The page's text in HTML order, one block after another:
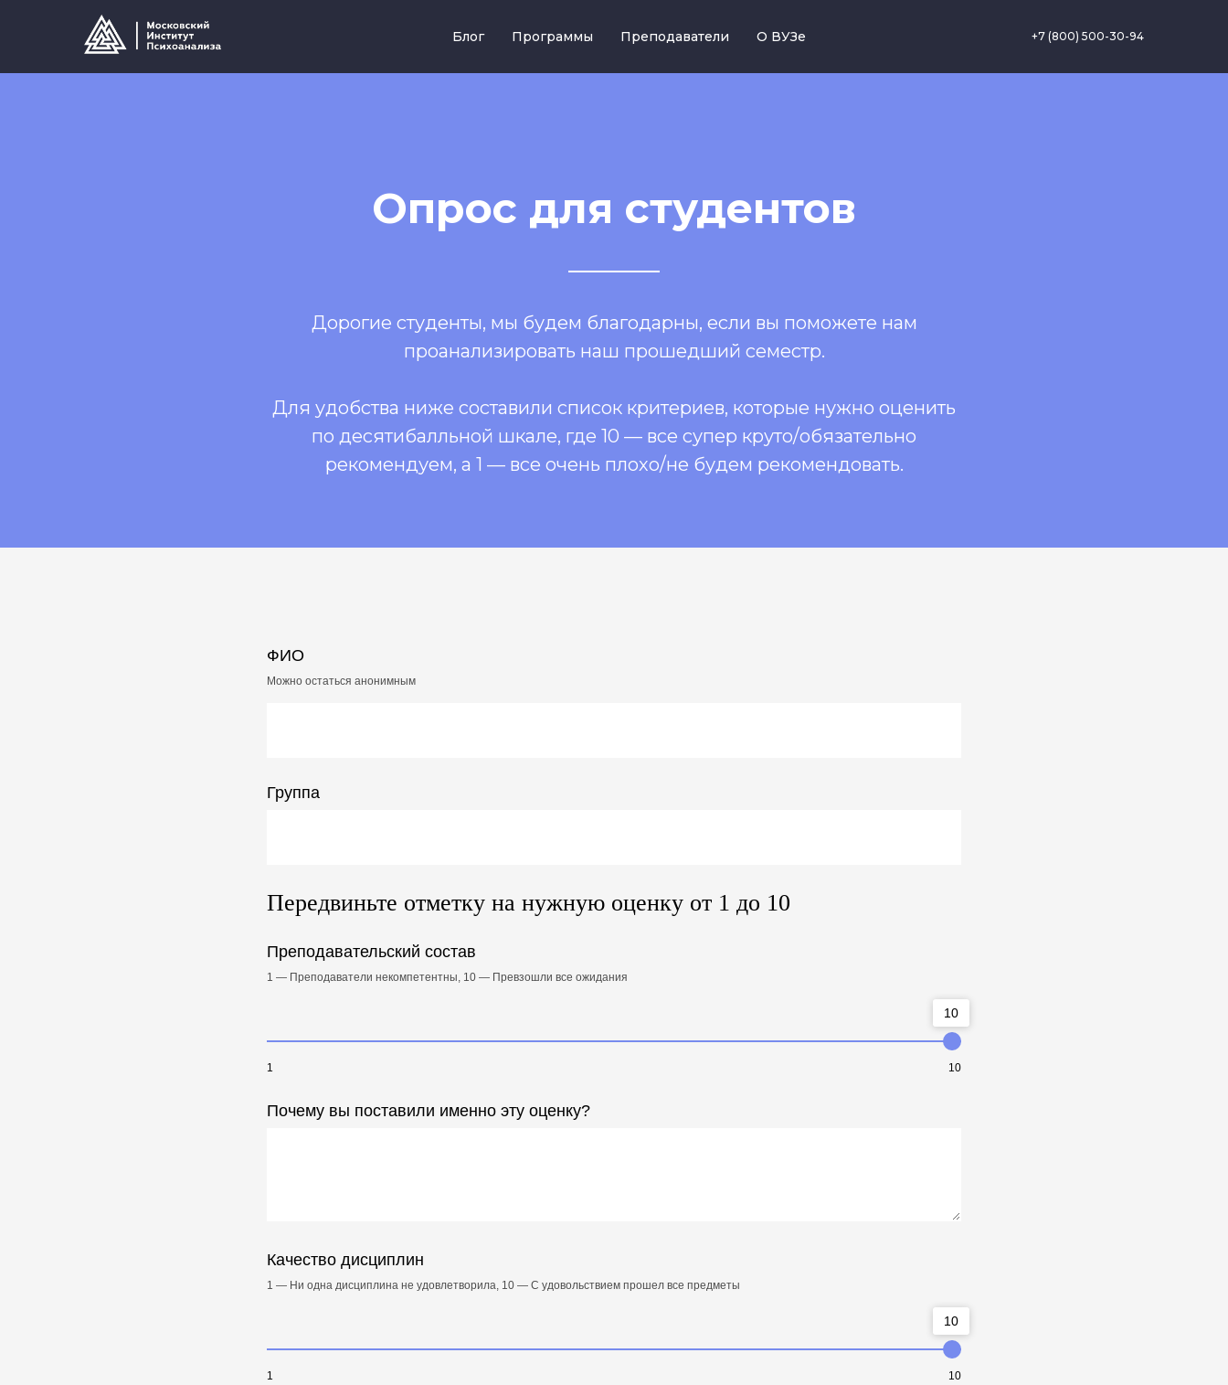
Блог Программы Преподаватели О ВУЗе +7 (800) 500-30-94
Опрос для студентов
Дорогие студенты, мы будем благодарны, если вы поможете нам
проанализировать наш прошедший семестр.
Для удобства ниже составили список критериев, которые нужно оценить
по десятибалльной шкале, где 10 — все супер круто/обязательно
рекомендуем, а 1 — все очень плохо/не будем рекомендовать.
ФИО
Можно остаться анонимным
Группа
Передвиньте отметку на нужную оценку от 1 до 10
Преподавательский состав
1 — Преподаватели некомпетентны, 10 — Превзошли все ожидания
10
1 10
Почему вы поставили именно эту оценку?
Качество дисциплин
1 — Ни одна дисциплина не удовлетворила, 10 — С удовольствием прошел все предметы
10
1 10